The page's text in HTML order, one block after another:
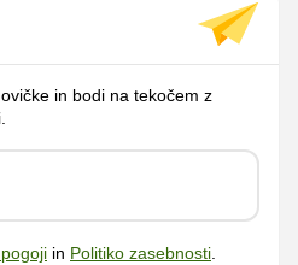
in bodi na tekočem z
in Politiko zasebnosti.